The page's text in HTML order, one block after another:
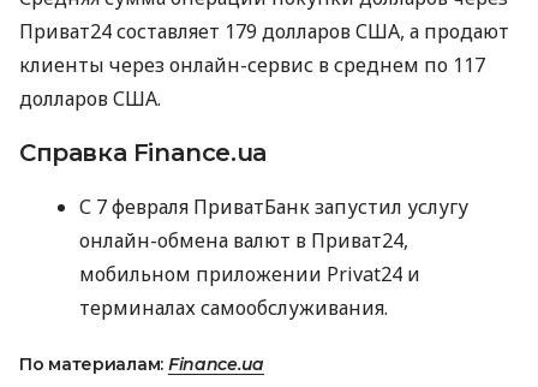
Приват24 составляет 179 долларовСША, а продают
клиенты через онлайн-сервис в среднем по 117
долларовСША.
Справка Finance.ua
С 7 февраля ПриватБанк запустил услугу
онлайн-обмена валют в Приват24,
мобильном приложении Privat24 и
терминалах самообслуживания.
По материалам: Finance.ua